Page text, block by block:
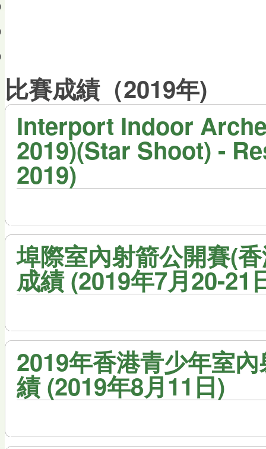
比賽成績（2019年)
Interport Indoor
2019)(Star Shoot) -
2019)
埠際室內射箭公開賽(
成績 (2019年7月20-21
2019年香港青少年室
績 (2019年8月11日)